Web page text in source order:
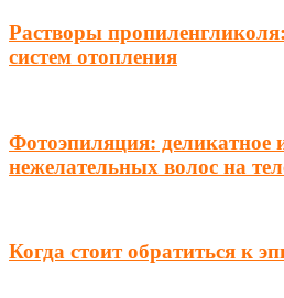
Растворы
систем отопления
Фотоэпиляция: деликатное
нежелательных волос на
Когда стоит обратиться к